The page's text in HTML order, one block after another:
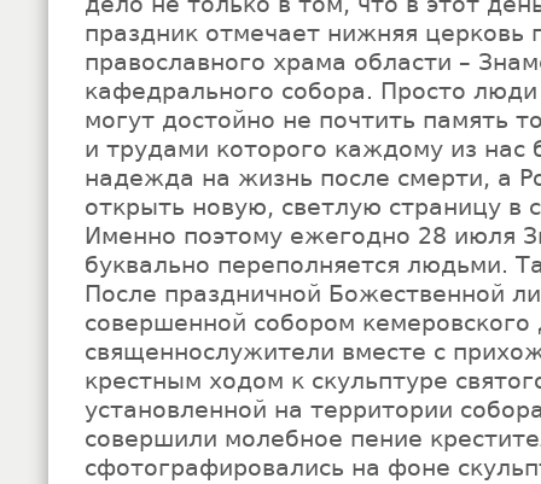
праздник отмечает нижняя церковь
православного храма области –
кафедрального собора. Просто
могут достойно не почтить память
и трудами которого каждому из нас
надежда на жизнь после смерти, а
открыть новую, светлую страницу в
Именно поэтому ежегодно 28 июля
буквально переполняется людьми.
После праздничной Божественной
совершенной собором кемеровского
священнослужители вместе с
крестным ходом к скульптуре
установленной на территории
совершили молебное пение
сфотографировались на фоне